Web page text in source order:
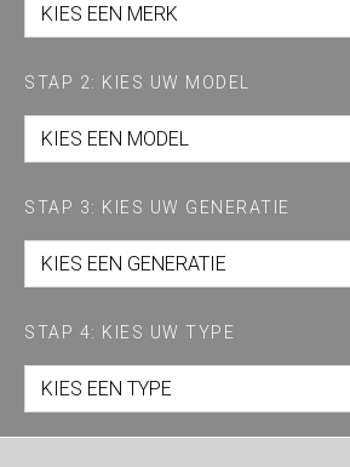
KIES EEN MERK
STAP 2: KIES UW MODEL
KIES EEN MODEL
STAP 3: KIES UW GENERATIE
KIES EEN GENERATIE
STAP 4: KIES UW TYPE
KIES EEN TYPE